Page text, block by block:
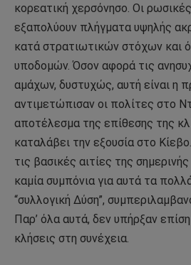
κορεατική χερσόνησο. Οι
εξαπολύουν πλήγματα υψηλής
κατά στρατιωτικών στόχων και
υποδομών. Όσον αφορά τις
αμάχων, δυστυχώς, αυτή είναι η
αντιμετώπισαν οι πολίτες στο
αποτέλεσμα της επίθεσης της
καταλάβει την εξουσία στο
τις βασικές αιτίες της
καμία συμπόνια για αυτά τα
“συλλογική Δύση”,
Παρ’ όλα αυτά, δεν υπήρξαν
κλήσεις στη συνέχεια.